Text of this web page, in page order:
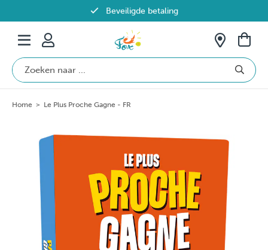
Beveiligde betaling
Gratis verzending vanaf €69 in België
Home > Le Plus Proche Gagne - FR